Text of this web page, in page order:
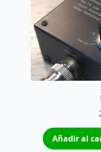
Añadir al